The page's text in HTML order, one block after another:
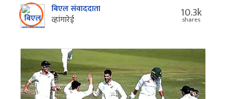
बिएल संवाददाता
व्हांगारेई
10.3k
shares